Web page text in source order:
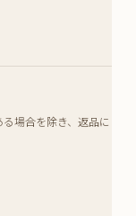
場合を除き、返品に